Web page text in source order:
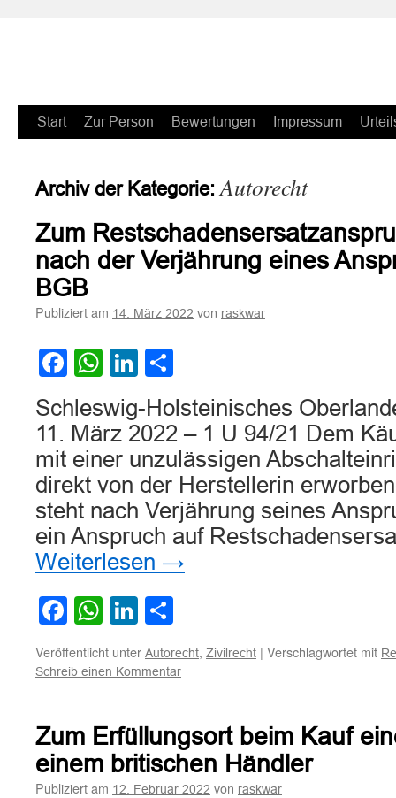
Zum
springen
Start Zur Person Bewertungen Impressum
Archiv der Kategorie:Autorecht
Zum
nach der Verjährung eines
BGB
Publiziert am 14. März 2022 von raskwar
Facebook
WhatsApp
LinkedIn
Schleswig-Holsteinisches
11. März 2022 – 1 U 94/21 Dem
mit einer unzulässigen
direkt von der Herstellerin
steht nach Verjährung seines
ein Anspruch auf
Weiterlesen →
Facebook
WhatsApp
LinkedIn
Veröffentlicht unter Autorecht, Zivilrecht | Verschlagwortet mit
Schreib einen Kommentar
Zum Erfüllungsort beim Kauf
einem britischen Händler
Publiziert am 12. Februar 2022 von raskwar